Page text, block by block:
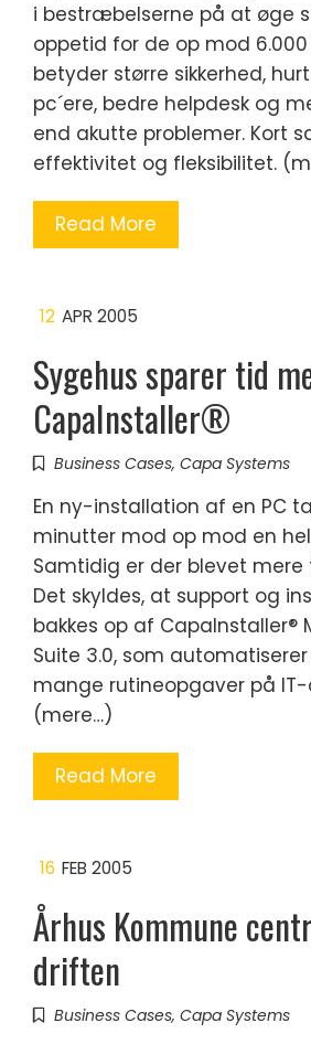
i bestræbelserne på at øge
oppetid for de op mod 6.000
betyder større sikkerhed,
pc´ere, bedre helpdesk og
end akutte problemer. Kort
effektivitet og fleksibilitet.
Read More
12 APR 2005
Sygehus sparer tid
CapaInstaller®
Business Cases, Capa Systems
En ny-installation af en PC
minutter mod op mod en
Samtidig er der blevet mere
Det skyldes, at support og
bakkes op af CapaInstaller®
Suite 3.0, som
mange rutineopgaver på
(mere…)
Read More
16 FEB 2005
Århus Kommune
driften
Business Cases, Capa Systems